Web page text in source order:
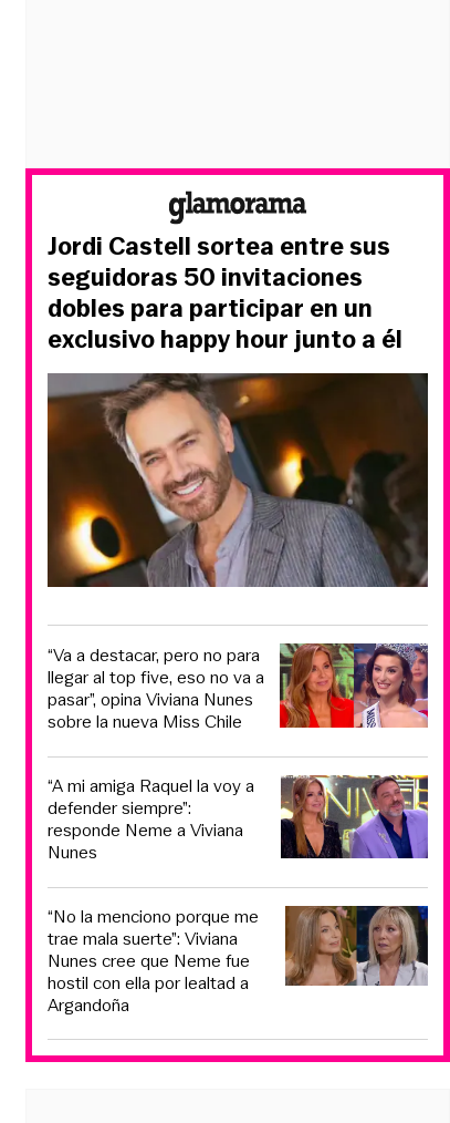
Jordi Castell sortea entre sus
seguidoras 50 invitaciones
dobles para participar en un
exclusivo happy hour junto a él
“Va a destacar, pero no para
llegar al top five, eso no va a
pasar”, opina Viviana Nunes
sobre la nueva Miss Chile
“A mi amiga Raquel la voy a
defender siempre”:
responde Neme a Viviana
Nunes
“No la menciono porque me
trae mala suerte”: Viviana
Nunes cree que Neme fue
hostil con ella por lealtad a
Argandoña